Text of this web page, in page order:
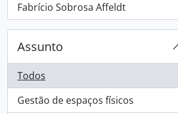
Fabrício Sobrosa Affeldt
, 1 resultados
Assunto
Todos
Gestão de espaços físicos
, 5 resultados